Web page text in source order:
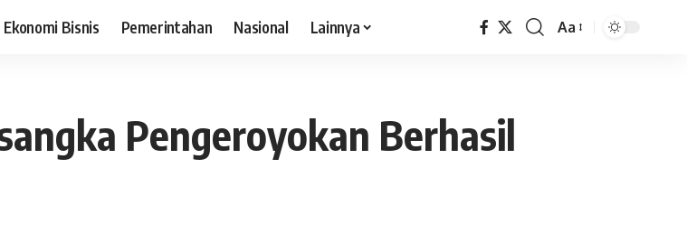
Ekonomi Bisnis Pemerintahan Nasional Lainnya Aa
Pengeroyokan Berhasil